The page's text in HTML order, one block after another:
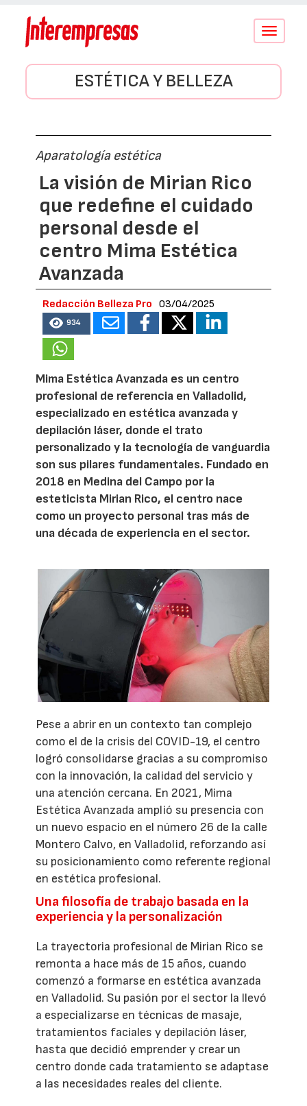
Conmutar
ESTÉTICA Y BELLEZA
Aparatología estética
La visión de Mirian Rico
que redefine el cuidado
personal desde el
centro Mima Estética
Avanzada
Redacción Belleza Pro 03/04/2025
934
Mima Estética Avanzada es un centro
profesional de referencia en Valladolid,
especializado en estética avanzada y
depilación láser, donde el trato
personalizado y la tecnología de vanguardia
son sus pilares fundamentales. Fundado en
2018 en Medina del Campo por la
esteticista Mirian Rico, el centro nace
como un proyecto personal tras más de
una década de experiencia en el sector.
Pese a abrir en un contexto tan complejo
como el de la crisis del COVID-19, el centro
logró consolidarse gracias a su compromiso
con la innovación, la calidad del servicio y
una atención cercana. En 2021, Mima
Estética Avanzada amplió su presencia con
un nuevo espacio en el número 26 de la calle
Montero Calvo, en Valladolid, reforzando así
su posicionamiento como referente regional
en estética profesional.
Una filosofía de trabajo basada en la
experiencia y la personalización
La trayectoria profesional de Mirian Rico se
remonta a hace más de 15 años, cuando
comenzó a formarse en estética avanzada
en Valladolid. Su pasión por el sector la llevó
a especializarse en técnicas de masaje,
tratamientos faciales y depilación láser,
hasta que decidió emprender y crear un
centro donde cada tratamiento se adaptase
a las necesidades reales del cliente.